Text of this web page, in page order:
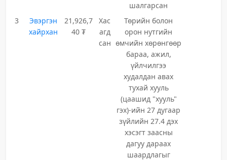
шалгарсан
3
Эвэргэн
хайрхан
21,926,7
40 ₮
Хас
агд
сан
Төрийн болон
орон нутгийн
өмчийн хөрөнгөөр
бараа, ажил,
үйлчилгээ
худалдан авах
тухай хууль
(цаашид "хууль"
гэх)-ийн 27 дугаар
зүйлийн 27.4 дэх
хэсэгт заасны
дагуу дараах
шаардлагыг